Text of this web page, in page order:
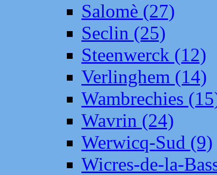
Salomè (27)
Seclin (25)
Steenwerck (12)
Verlinghem (14)
Wambrechies
Wavrin (24)
Werwicq-Sud (9)
Wicres-de-la-